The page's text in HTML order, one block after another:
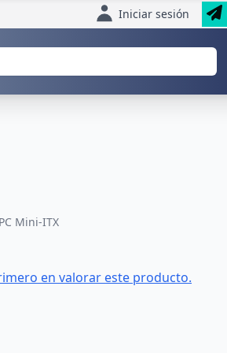
Iniciar sesión
Mini-ITX
en valorar este producto.